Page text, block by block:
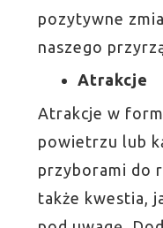
pozytywne
naszego
Atrakcje
Atrakcje w
powietrzu lub
przyborami do
także kwestia,